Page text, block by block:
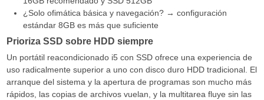
¿Solo ofimática básica y navegación? → configuración
estándar 8GB es más que suficiente
Prioriza SSD sobre HDD siempre
Un portátil reacondicionado i5 con SSD ofrece una experiencia de
uso radicalmente superior a uno con disco duro HDD tradicional. El
arranque del sistema y la apertura de programas son mucho más
rápidos, las copias de archivos vuelan, y la multitarea fluye sin las